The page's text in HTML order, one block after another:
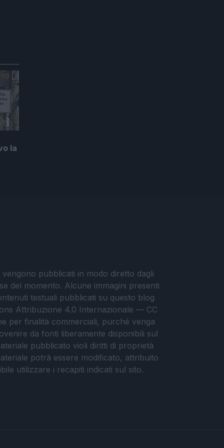
la
pubblicati in modo diretto dagli
del momento. Alcune immagini presenti
testuali pubblicati su questo blog
Attribuzione 4.0 Internazionale — CC
per finalità commerciali, purché venga
da fonti liberamente disponibili sul
pubblicato violi diritti di proprietà
potrà essere modificato, attribuito
utilizzare i recapiti indicati sul sito.